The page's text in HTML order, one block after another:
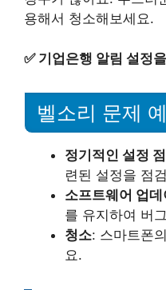
용해서 청소해보세요.
✅ 기업은행 알림 설정
벨소리 문제
정기적인 설정
련된 설정을 점
소프트웨어 업
를 유지하여 버
청소: 스마트폰
요.